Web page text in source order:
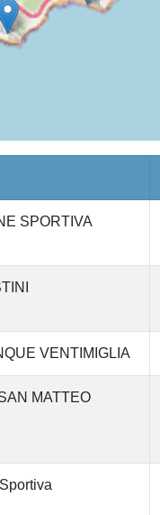
SPORTIVA
VENTIMIGLIA
MATTEO